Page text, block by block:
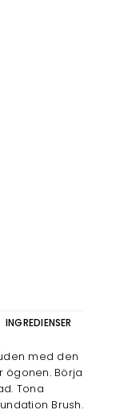
INGREDIENSER
med den
ögonen. Börja
Tona
Brush.